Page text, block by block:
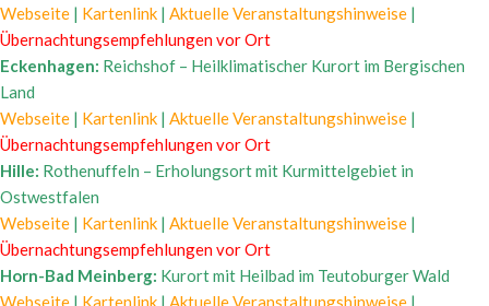
Webseite | Kartenlink | Aktuelle Veranstaltungshinweise |
Übernachtungsempfehlungen vor Ort
Eckenhagen: Reichshof – Heilklimatischer Kurort im Bergischen
Land
Webseite | Kartenlink | Aktuelle Veranstaltungshinweise |
Übernachtungsempfehlungen vor Ort
Hille: Rothenuffeln – Erholungsort mit Kurmittelgebiet in
Ostwestfalen
Webseite | Kartenlink | Aktuelle Veranstaltungshinweise |
Übernachtungsempfehlungen vor Ort
Horn-Bad Meinberg: Kurort mit Heilbad im Teutoburger Wald
Webseite | Kartenlink | Aktuelle Veranstaltungshinweise |